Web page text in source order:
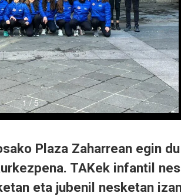
Plaza Zaharrean egin du
TAKek infantil
eta jubenil nesketan